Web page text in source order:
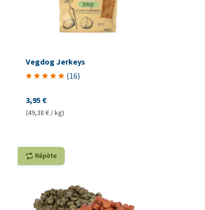
Vegdog Jerkeys
(16)
3,95 €
(49,38 € / kg)
Répète